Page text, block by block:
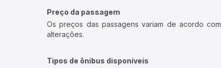
Preço da passagem
Os preços das passagens variam de acordo
alterações.
Tipos de ônibus disponíveis